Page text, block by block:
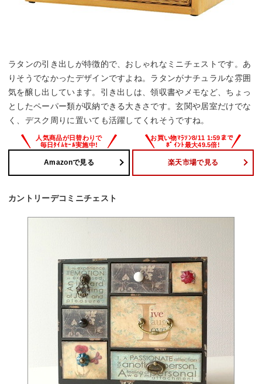
ラタンの引き出しが特徴的で、おしゃれなミニチェストです。あ
りそうでなかったデザインですよね。ラタンがナチュラルな雰囲
気を醸し出しています。引き出しは、領収書やメモなど、ちょっ
としたペーパー類が収納できる大きさです。玄関や居室だけでな
く、デスク周りに置いても活躍してくれそうですね。
Amazonで見る 楽天市場で見る
カントリーデコミニチェスト